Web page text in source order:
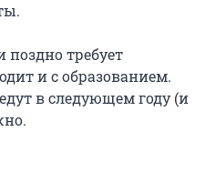
требует
и с образованием.
в следующем году (и